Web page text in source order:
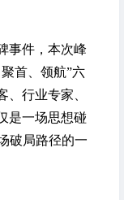
件，本次峰
首、领航”六
、行业专家、
是一场思想碰
破局路径的一